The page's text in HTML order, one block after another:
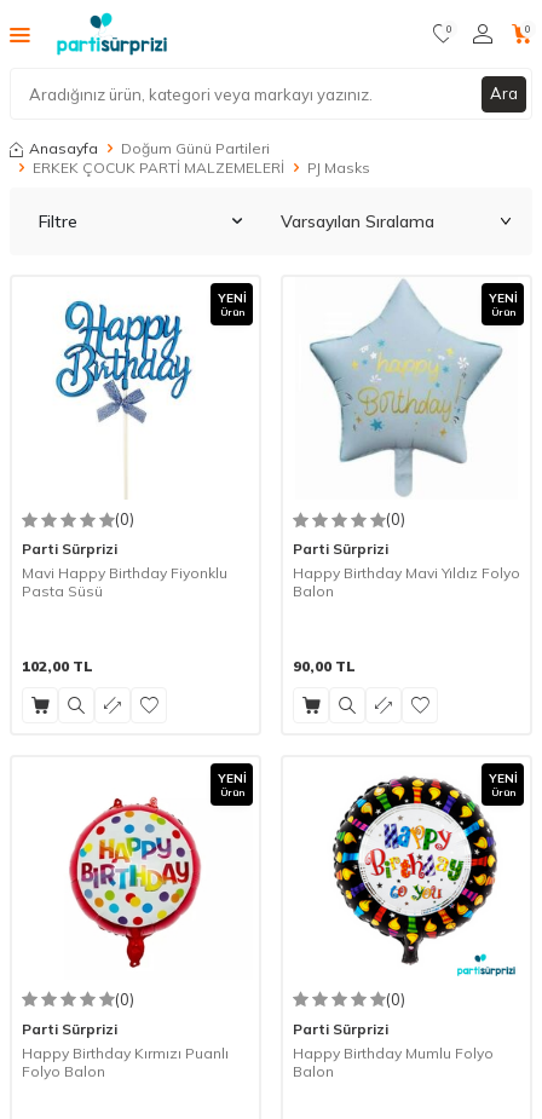
Ara
0 0
Anasayfa
Doğum Günü Partileri
ERKEK ÇOCUK PARTİ MALZEMELERİ
PJ Masks
Filtre
YENI
Ürün
(0)
Parti Sürprizi
Mavi Happy Birthday Fiyonklu
Pasta Süsü
102,00 TL
YENI
Ürün
(0)
Parti Sürprizi
Happy Birthday Mavi Yıldız Folyo
Balon
90,00 TL
YENI
Ürün
(0)
Parti Sürprizi
Happy Birthday Kırmızı Puanlı
Folyo Balon
YENI
Ürün
(0)
Parti Sürprizi
Happy Birthday Mumlu Folyo
Balon